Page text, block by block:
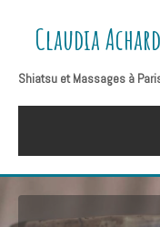
Claudia Achard
Shiatsu et Massages à